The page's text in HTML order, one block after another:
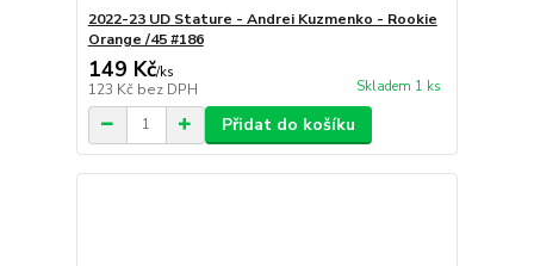
2022-23 UD Stature - Andrei Kuzmenko - Rookie
Orange /45 #186
149 Kč/ks
123 Kč bez DPH Skladem 1 ks
Přidat do košíku